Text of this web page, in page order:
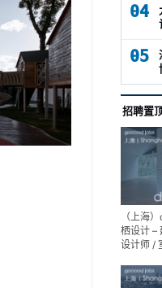
04
05
招聘置
（上海
栖设计 – 建筑师 / 资深室内
设计师 /
生（常年